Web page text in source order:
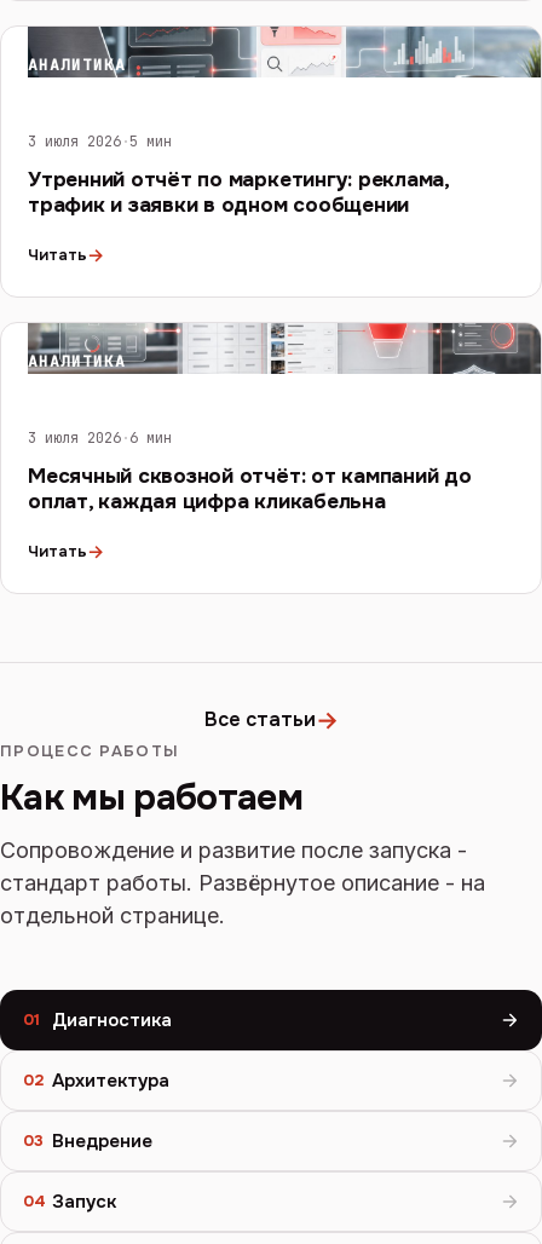
АНАЛИТИКА
3 июля 2026·5 мин
Утренний отчёт по маркетингу: реклама,
трафик и заявки в одном сообщении
Читать→
АНАЛИТИКА
3 июля 2026·6 мин
Месячный сквозной отчёт: от кампаний до
оплат, каждая цифра кликабельна
Читать→
Все статьи→
ПРОЦЕСС РАБОТЫ
Как мы работаем
Сопровождение и развитие после запуска -
стандарт работы. Развёрнутое описание - на
отдельной странице.
01 Диагностика
02 Архитектура
03 Внедрение
04 Запуск